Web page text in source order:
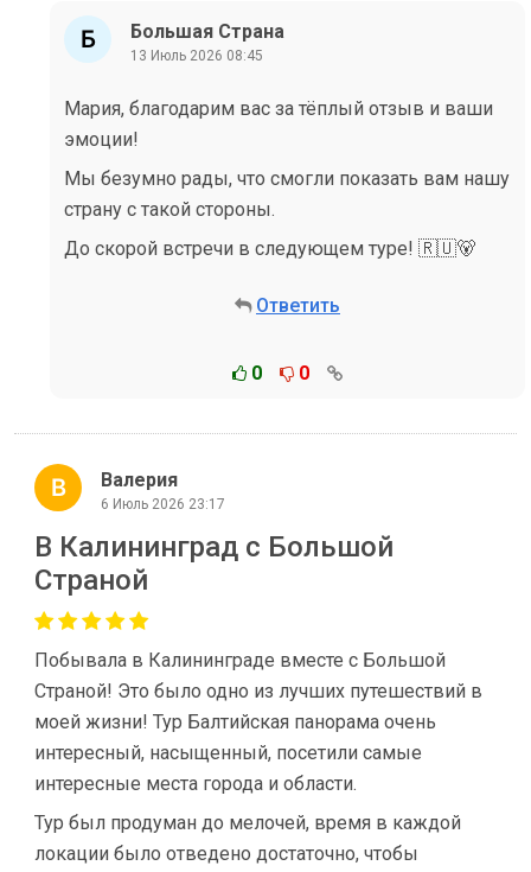
Большая Страна
13 Июль 2026 08:45
Мария, благодарим вас за тёплый отзыв и ваши
эмоции!
Мы безумно рады, что смогли показать вам нашу
страну с такой стороны.
До скорой встречи в следующем туре! 🇷🇺🐻
Ответить
0 0
Валерия
6 Июль 2026 23:17
В Калининград с Большой
Страной
Побывала в Калининграде вместе с Большой
Страной! Это было одно из лучших путешествий в
моей жизни! Тур Балтийская панорама очень
интересный, насыщенный, посетили самые
интересные места города и области.
Тур был продуман до мелочей, время в каждой
локации было отведено достаточно, чтобы